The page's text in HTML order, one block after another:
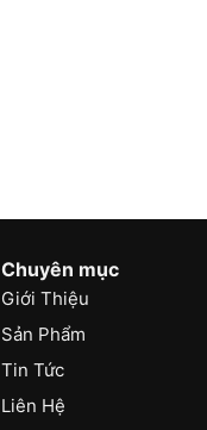
Chuyên mục
Giới Thiệu
Sản Phẩm
Tin Tức
Liên Hệ